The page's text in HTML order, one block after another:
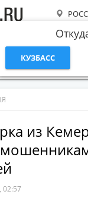
КУЗБАСС
СТАТЬИ ТЕМЫ
из
02:57